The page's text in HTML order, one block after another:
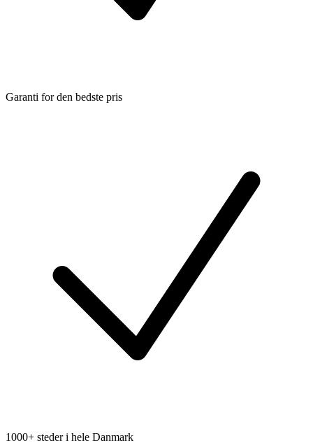
Garanti for den bedste pris
1000+ steder i hele Danmark